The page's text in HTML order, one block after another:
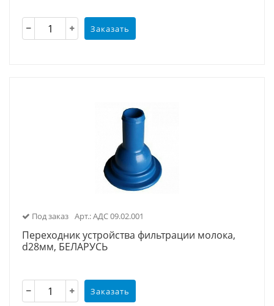
Заказать
Под заказ Арт.: АДС 09.02.001
Переходник устройства фильтрации молока,
d28мм, БЕЛАРУСЬ
Заказать